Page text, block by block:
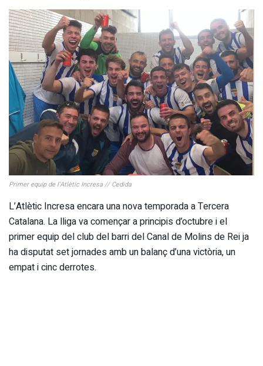
Primer equip de l’Atlètic Incresa // Cedida
L’Atlètic Incresa encara una nova temporada a Tercera
Catalana. La lliga va començar a principis d’octubre i el
primer equip del club del barri del Canal de Molins de Rei ja
ha disputat set jornades amb un balanç d’una victòria, un
empat i cinc derrotes.